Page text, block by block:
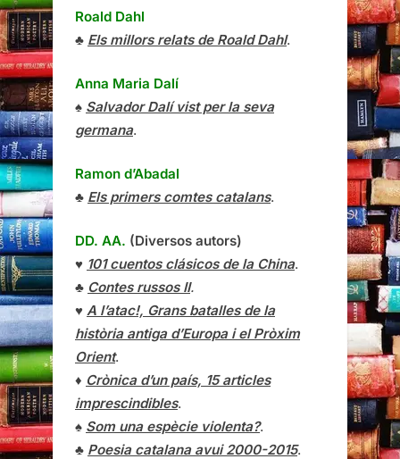
Roald Dahl
♣ Els millors relats de Roald Dahl.
Anna Maria Dalí
♠ Salvador Dalí vist per la seva
germana.
Ramon d’Abadal
♣ Els primers comtes catalans.
DD. AA. (Diversos autors)
♥ 101 cuentos clásicos de la China.
♣ Contes russos II.
♥ A l’atac!, Grans batalles de la
història antiga d’Europa i el Pròxim
Orient.
♦ Crònica d’un país, 15 articles
imprescindibles.
♠ Som una espècie violenta?.
♣ Poesia catalana avui 2000-2015.